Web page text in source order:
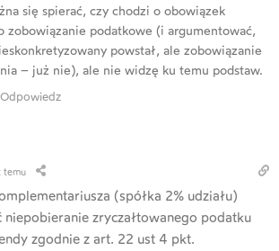
się spierać, czy chodzi o obowiązek
zobowiązanie podatkowe (i argumentować,
powstał, ale zobowiązanie
– już nie), ale nie widzę ku temu podstaw.
Odpowiedz
temu
(spółka 2% udziału)
niepobieranie zryczałtowanego podatku
zgodnie z art. 22 ust 4 pkt.